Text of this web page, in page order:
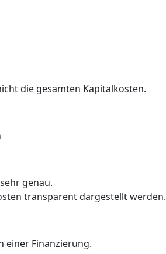
die gesamten Kapitalkosten.
genau.
transparent dargestellt werden.
einer Finanzierung.